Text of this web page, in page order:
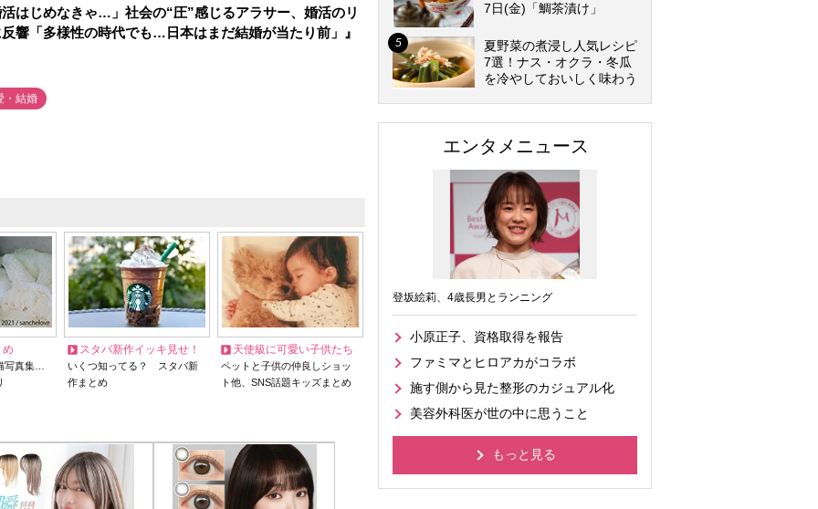
はじめなきゃ…」社会の“圧”感じるアラサー、婚活のリ
響「多様性の時代でも…日本はまだ結婚が当たり前」』
・結婚
め
写真集…
スタバ新作イッキ見せ！
いくつ知ってる？ スタバ新
作まとめ
天使級に可愛い子供たち
ペットと子供の仲良しショッ
ト他、SNS話題キッズまとめ
7日(金)「鯛茶漬け」
夏野菜の煮浸し人気レシピ
7選！ナス・オクラ・冬瓜
を冷やしておいしく味わう
エンタメニュース
登坂絵莉、4歳長男とランニング
小原正子、資格取得を報告
ファミマとヒロアカがコラボ
施す側から見た整形のカジュアル化
美容外科医が世の中に思うこと
もっと見る